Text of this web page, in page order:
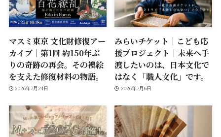
マスミ東京 文化財修復アー
カイブ｜第1回 約150年ぶ
りの奇跡の再会。その襖絵
を支えた修復材料の物語。
2026年7月24日
みらいチケット｜こども応
援プロジェクト｜未来へ手
渡したいのは、日本文化で
はなく「職人文化」です。
2026年7月6日